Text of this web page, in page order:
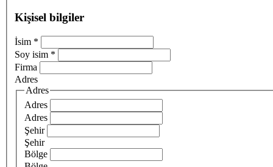
Kişisel bilgiler
İsim *
Soy isim *
Firma
Adres
Adres
Adres
Adres
Şehir
Şehir
Bölge